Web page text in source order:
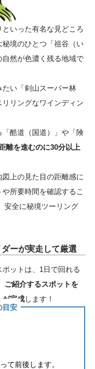
いった有名な見どころ
境のひとつ「祖谷（い
然が色濃く残る地域で
い「剣山スーパー林
リングなワインディン
酷道（国道）」や「険
離を進むのに30分以上
上の見た目の距離感に
所要時間を確認するこ
安全に秘境ツーリング
ーが実走して厳選
ットは、1日で回れる
ご紹介するスポットを
が完成します！
目安
て前後します。